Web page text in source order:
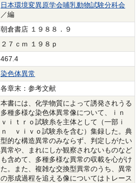
日本環境変異原学会哺乳動物試験分科会
／編
朝倉書店 １９８８．９
２７ｃｍ １９８ｐ
467.4
染色体異常
各章末：参考文献
本書には、化学物質によって誘発されうる
多種多様な染色体異常像について、ｉｎ
ｖｉｔｒｏ試験糸を主体として（一部ｉ
ｎ ｖｉｖｏ試験糸を含む）集録した。典
型的な構造異常のみならず、判定しがたい
異常や、まれにしか観察されないものなど
も含めて、多種多様な異常の収載を心がけ
た。また、複雑な交換型異常のうち、異常
の形成過程を追える像についてはトレース